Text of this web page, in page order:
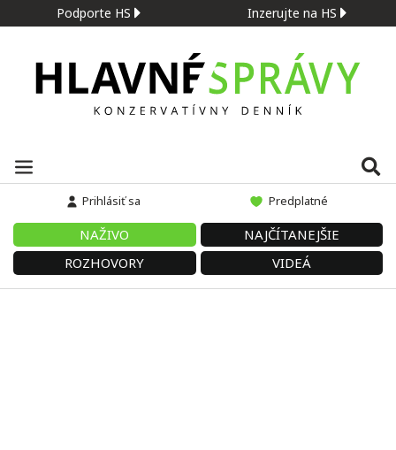
Podporte HS Inzerujte na HS
Prihlásiť sa Predplatné
NAŽIVO
NAJČÍTANEJŠIE
ROZHOVORY
VIDEÁ